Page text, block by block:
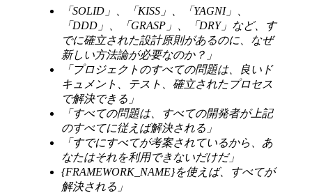
「SOLID」、「KISS」、「YAGNI」、
「DDD」、「GRASP」、「DRY」など、す
でに確立された設計原則があるのに、なぜ
新しい方法論が必要なのか？」
「プロジェクトのすべての問題は、良いド
キュメント、テスト、確立されたプロセス
で解決できる」
「すべての問題は、すべての開発者が上記
のすべてに従えば解決される」
「すでにすべてが考案されているから、あ
なたはそれを利用できないだけだ」
{FRAMEWORK_NAME}を使えば、すべてが
解決される」